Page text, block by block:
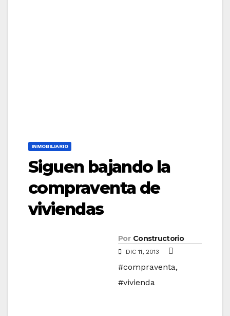
INMOBILIARIO
Siguen bajando la
compraventa de
viviendas
Por Constructorio
DIC 11, 2013
#compraventa,
#vivienda